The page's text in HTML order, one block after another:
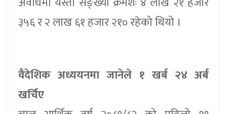
३५६ र २ लाख ६१ हजार २१० रहेको थियो ।
वैदेशिक अध्ययनमा जानेले १ खर्ब २४ अर्ब
खर्चिए